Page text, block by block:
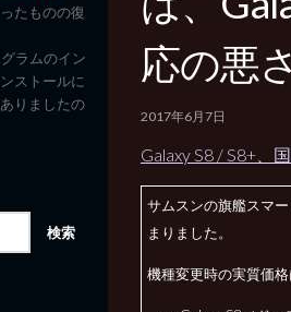
応の悪
2017年6月7日
Galaxy S8 / S8+、
サムスンの旗艦スマ
まりました。
機種変更時の実質価
たものの復
ラムのイン
ストールに
りましたの